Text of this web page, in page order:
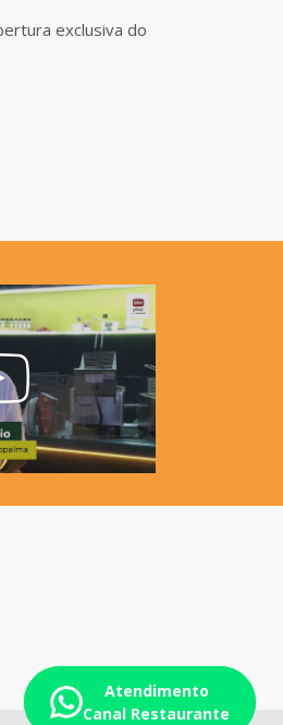
Atendimento
Canal Restaurante
exclusiva do